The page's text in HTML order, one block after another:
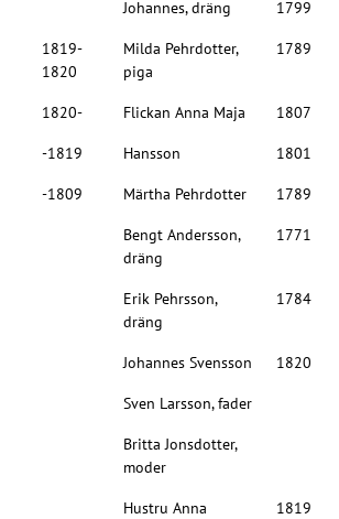
Johannes, dräng 1799
1819-
1820
Milda Pehrdotter,
piga
1789
1820- Flickan Anna Maja 1807
-1819 Hansson 1801
-1809 Märtha Pehrdotter 1789
Bengt Andersson,
dräng
1771
Erik Pehrsson,
dräng
1784
Johannes Svensson 1820
Sven Larsson, fader
Britta Jonsdotter,
moder
Hustru Anna
1819